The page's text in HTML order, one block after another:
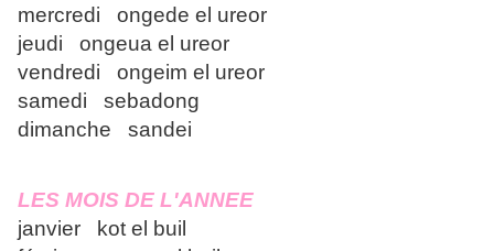
mercredi ongede el ureor
jeudi ongeua el ureor
vendredi ongeim el ureor
samedi sebadong
dimanche sandei
LES MOIS DE L'ANNEE
janvier kot el buil